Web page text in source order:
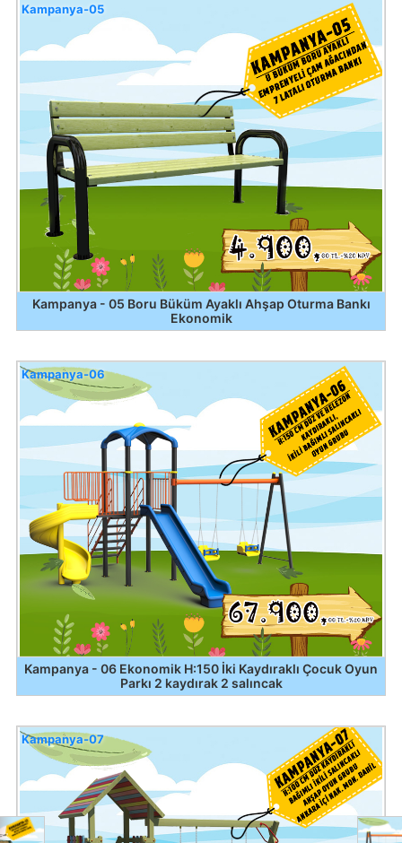
Kampanya - 05 Boru Büküm Ayaklı Ahşap Oturma Bankı
Ekonomik
Kampanya-05
Kampanya - 06 Ekonomik H:150 İki Kaydıraklı Çocuk Oyun
Parkı 2 kaydırak 2 salıncak
Kampanya-06
Kampanya-07